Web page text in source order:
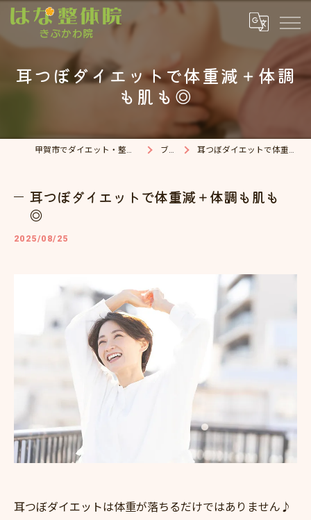
耳つぼダイエットで体重減＋体調
も肌も◎
甲賀市でダイエット・整体院ならはな整体院 ブログ 耳つぼダイエットで体重減＋体調も肌も◎
耳つぼダイエットで体重減＋体調も肌も
◎
2025/08/25
耳つぼダイエットは体重が落ちるだけではありません♪